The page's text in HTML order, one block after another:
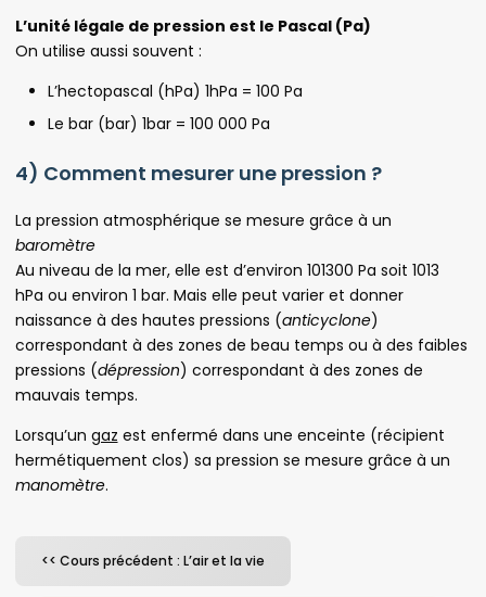
L’unité légale de pression est le Pascal (Pa)
On utilise aussi souvent :
L’hectopascal (hPa) 1hPa = 100 Pa
Le bar (bar) 1bar = 100 000 Pa
4) Comment mesurer une pression ?
La pression atmosphérique se mesure grâce à un
baromètre
Au niveau de la mer, elle est d’environ 101300 Pa soit 1013
hPa ou environ 1 bar. Mais elle peut varier et donner
naissance à des hautes pressions (anticyclone)
correspondant à des zones de beau temps ou à des faibles
pressions (dépression) correspondant à des zones de
mauvais temps.
Lorsqu’un gaz est enfermé dans une enceinte (récipient
hermétiquement clos) sa pression se mesure grâce à un
manomètre.
<< Cours précédent : L’air et la vie